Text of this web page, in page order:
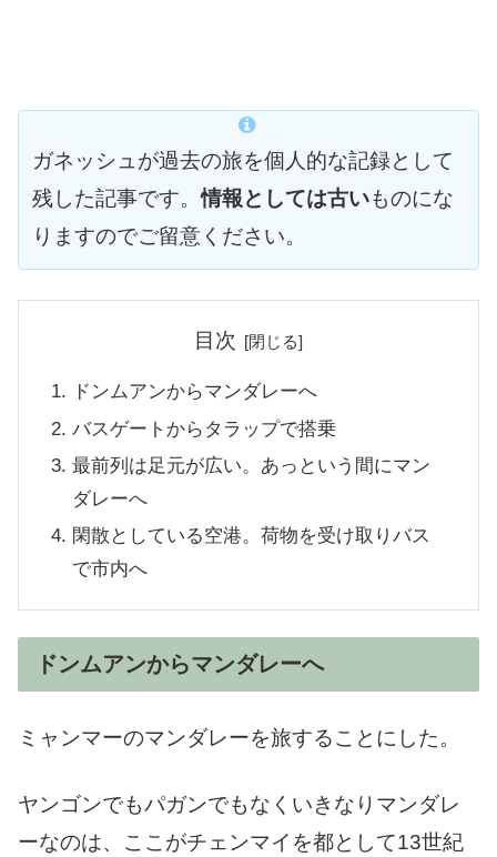
ガネッシュが過去の旅を個人的な記録として
残した記事です。情報としては古いものにな
りますのでご留意ください。
目次
ドンムアンからマンダレーへ
バスゲートからタラップで搭乗
最前列は足元が広い。あっという間にマン
ダレーへ
閑散としている空港。荷物を受け取りバス
で市内へ
ドンムアンからマンダレーへ
ミャンマーのマンダレーを旅することにした。
ヤンゴンでもパガンでもなくいきなりマンダレ
ーなのは、ここがチェンマイを都として13世紀